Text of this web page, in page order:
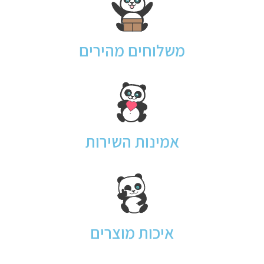
משלוחים מהירים
אמינות השירות
איכות מוצרים